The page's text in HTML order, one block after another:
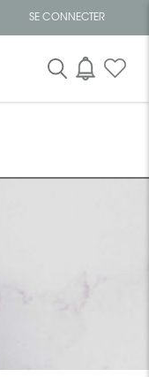
SE CONNECTER